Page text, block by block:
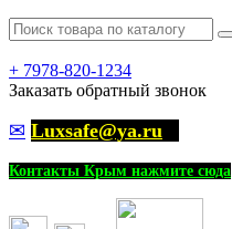
+ 7978-820-1234
Заказать обратный звонок
✉ Luxsafe@ya.ru
Контакты Крым нажмите сюда